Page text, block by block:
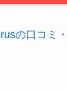
の口コミ